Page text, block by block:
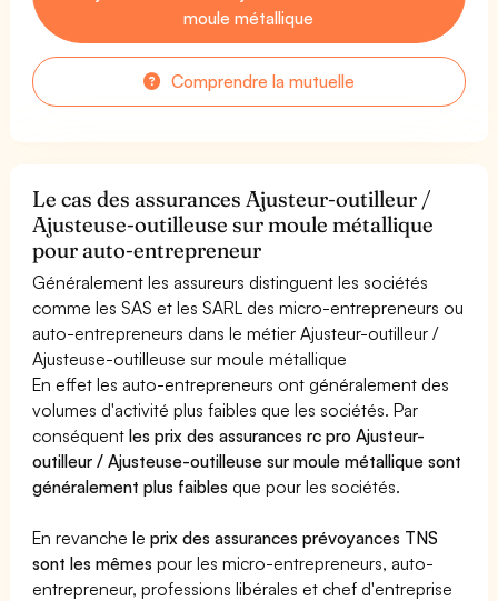
moule métallique
Comprendre la mutuelle
Le cas des assurances Ajusteur-outilleur /
Ajusteuse-outilleuse sur moule métallique
pour auto-entrepreneur
Généralement les assureurs distinguent les sociétés
comme les SAS et les SARL des micro-entrepreneurs ou
auto-entrepreneurs dans le métier Ajusteur-outilleur /
Ajusteuse-outilleuse sur moule métallique
En effet les auto-entrepreneurs ont généralement des
volumes d'activité plus faibles que les sociétés. Par
conséquentles prix des assurances rc pro Ajusteur-
outilleur / Ajusteuse-outilleuse sur moule métallique sont
généralement plus faibles que pour les sociétés.
En revanche leprix des assurances prévoyances TNS
sont les mêmes pour les micro-entrepreneurs, auto-
entrepreneur, professions libérales et chef d'entreprise